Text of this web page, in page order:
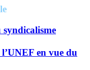
en vue du